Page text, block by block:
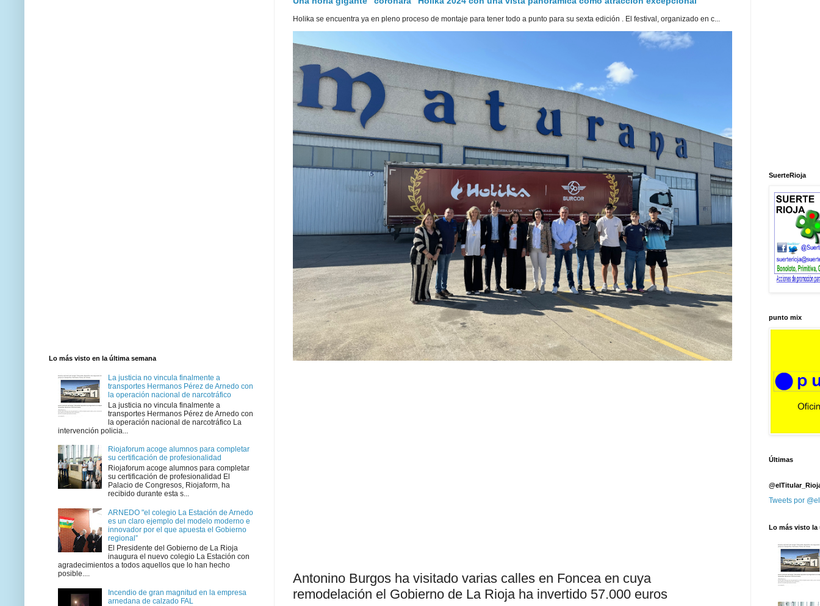
Holika se encuentra ya en pleno proceso de montaje para tener todo a punto para su sexta edición . El festival, organizado en c...
Antonino Burgos ha visitado varias calles en Foncea en cuya
remodelación el Gobierno de La Rioja ha invertido 57.000 euros
Lo más visto en la última semana
La justicia no vincula finalmente a
transportes Hermanos Pérez de Arnedo con
la operación nacional de narcotráfico
La justicia no vincula finalmente a
transportes Hermanos Pérez de Arnedo con
la operación nacional de narcotráfico La
intervención policia...
Riojaforum acoge alumnos para completar
su certificación de profesionalidad
Riojaforum acoge alumnos para completar
su certificación de profesionalidad El
Palacio de Congresos, Riojaform, ha
recibido durante esta s...
ARNEDO "el colegio La Estación de Arnedo
es un claro ejemplo del modelo moderno e
innovador por el que apuesta el Gobierno
regional”
El Presidente del Gobierno de La Rioja
inaugura el nuevo colegio La Estación con
agradecimientos a todos aquellos que lo han hecho
posible....
Incendio de gran magnitud en la empresa
arnedana de calzado FAL
SuerteRioja
punto mix
Últimas
Tweets por
Lo más visto la